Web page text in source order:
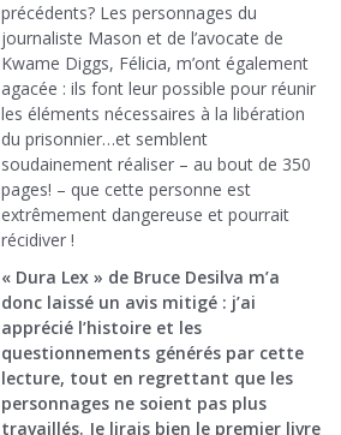
précédents? Les personnages du
journaliste Mason et de l’avocate de
Kwame Diggs, Félicia, m’ont également
agacée : ils font leur possible pour réunir
les éléments nécessaires à la libération
du prisonnier…et semblent
soudainement réaliser – au bout de 350
pages! – que cette personne est
extrêmement dangereuse et pourrait
récidiver !
« Dura Lex » de Bruce Desilva m’a
donc laissé un avis mitigé : j’ai
apprécié l’histoire et les
questionnements générés par cette
lecture, tout en regrettant que les
personnages ne soient pas plus
travaillés. Je lirais bien le premier livre